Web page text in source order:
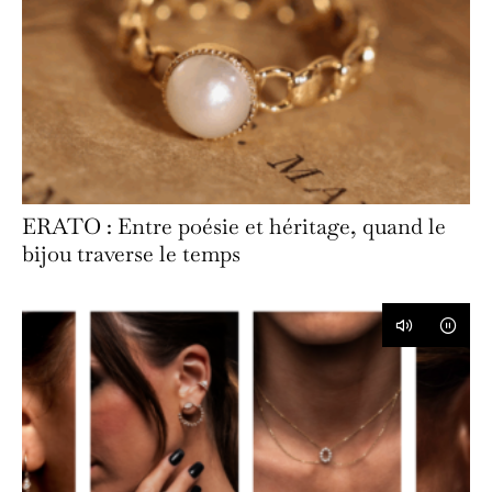
ERATO : Entre poésie et héritage, quand le
bijou traverse le temps